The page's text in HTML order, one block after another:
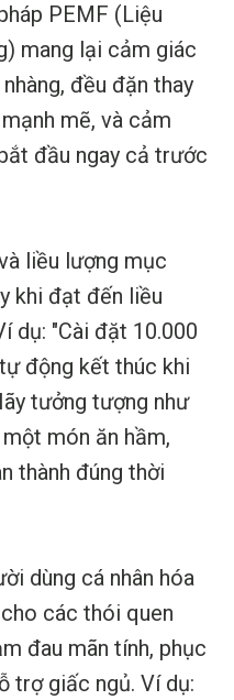
PEMF (Liệu
mang lại cảm giác
đều đặn thay
mẽ, và cảm
đầu ngay cả trước
liều lượng mục
khi đạt đến liều
dụ: "Cài đặt 10.000
động kết thúc khi
tưởng tượng như
món ăn hầm,
thành đúng thời
dùng cá nhân hóa
các thói quen
đau mãn tính, phục
trợ giấc ngủ. Ví dụ: